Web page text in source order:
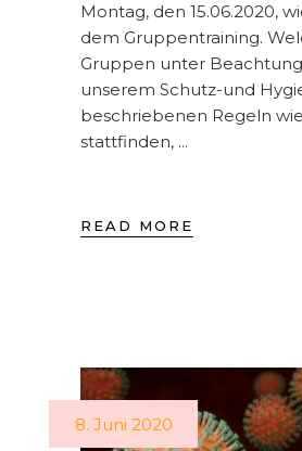
Montag, den 15.06.2020,
dem Gruppentraining.
Gruppen unter
unserem Schutz-und
beschriebenen Regeln
stattfinden,
READ MORE
8. Juni 2020